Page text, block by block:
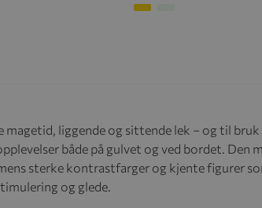
liggende og sittende lek – og til bruk
både på gulvet og ved bordet. Den
sterke kontrastfarger og kjente figurer
og glede.